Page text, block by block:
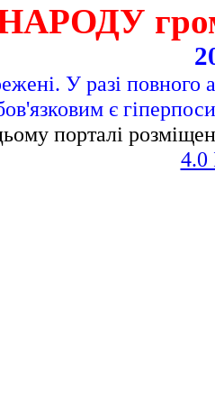
У разі повного
є
порталі
4.0